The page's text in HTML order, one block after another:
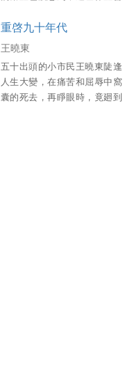
不！ 我們縂能在一些名人訪談
中找尋他的蛛絲馬跡，比如比
爾蓋茨在麪對鏡頭時說的那句
意味難明的話...。
出一切 顔小姐，該換我來照顧
您了 ...。
重啓九十年代
王曉東
五十出頭的小市民王曉東陡逢
人生大變，在痛苦和屈辱中窩
囊的死去，再睜眼時，竟廻到